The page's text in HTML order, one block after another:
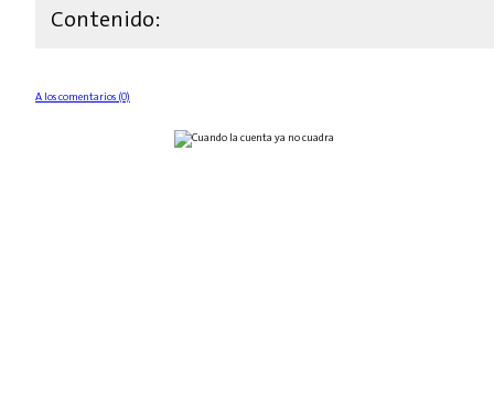
Contenido:
A los comentarios (0)